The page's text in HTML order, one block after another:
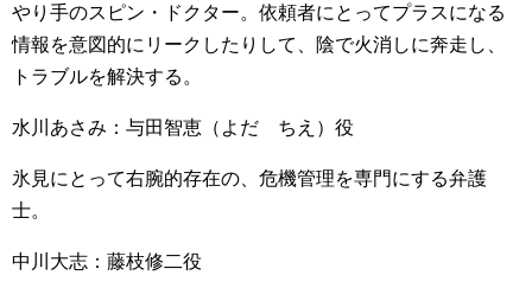
やり手のスピン・ドクター。依頼者にとってプラスになる
情報を意図的にリークしたりして、陰で火消しに奔走し、
トラブルを解決する。
水川あさみ：与田智恵（よだ ちえ）役
氷見にとって右腕的存在の、危機管理を専門にする弁護
士。
中川大志：藤枝修二役